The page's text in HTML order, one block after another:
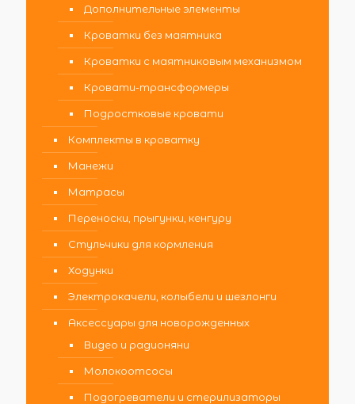
Дополнительные элементы
Кроватки без маятника
Кроватки с маятниковым механизмом
Кровати-трансформеры
Подростковые кровати
Комплекты в кроватку
Манежи
Матрасы
Переноски, прыгунки, кенгуру
Стульчики для кормления
Ходунки
Электрокачели, колыбели и шезлонги
Аксессуары для новорожденных
Видео и радионяни
Молокоотсосы
Подогреватели и стерилизаторы